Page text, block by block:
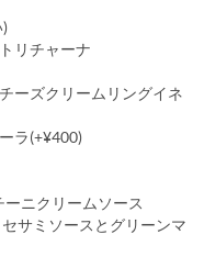
リチャーナ
ーズクリームリングイネ
ラ(+¥400)
ニクリームソース
サミソースとグリーンマ